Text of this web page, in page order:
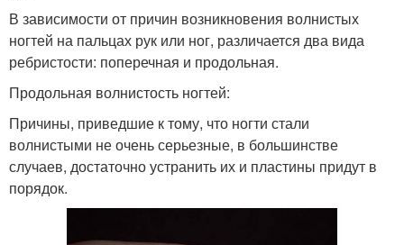
В зависимости от причин возникновения волнистых
ногтей на пальцах рук или ног, различается два вида
ребристости: поперечная и продольная.
Продольная волнистость ногтей:
Причины, приведшие к тому, что ногти стали
волнистыми не очень серьезные, в большинстве
случаев, достаточно устранить их и пластины придут в
порядок.